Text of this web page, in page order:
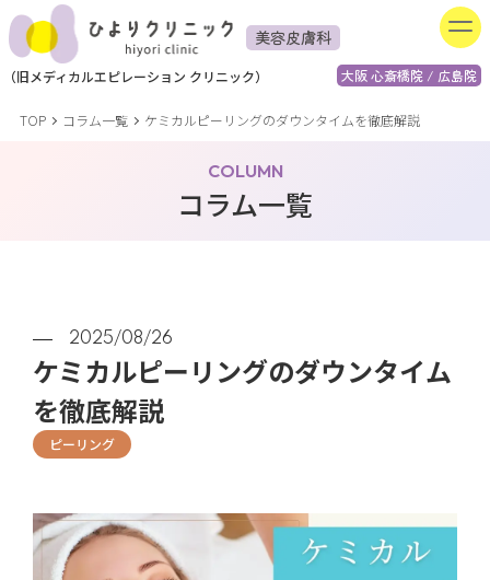
美容皮膚科
大阪 心斎橋院 / 広島院
（旧メディカルエピレーション クリニック）
TOP コラム一覧 ケミカルピーリングのダウンタイムを徹底解説
COLUMN
コラム一覧
2025/08/26
ケミカルピーリングのダウンタイム
を徹底解説
ピーリング